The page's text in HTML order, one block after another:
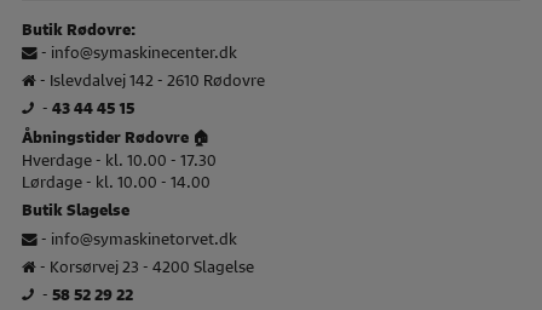
Butik Rødovre:
- info@symaskinecenter.dk
- Islevdalvej 142 - 2610 Rødovre
- 43 44 45 15
Åbningstider Rødovre 🏠
Hverdage - kl. 10.00 - 17.30
Lørdage - kl. 10.00 - 14.00
Butik Slagelse
- info@symaskinetorvet.dk
- Korsørvej 23 - 4200 Slagelse
- 58 52 29 22